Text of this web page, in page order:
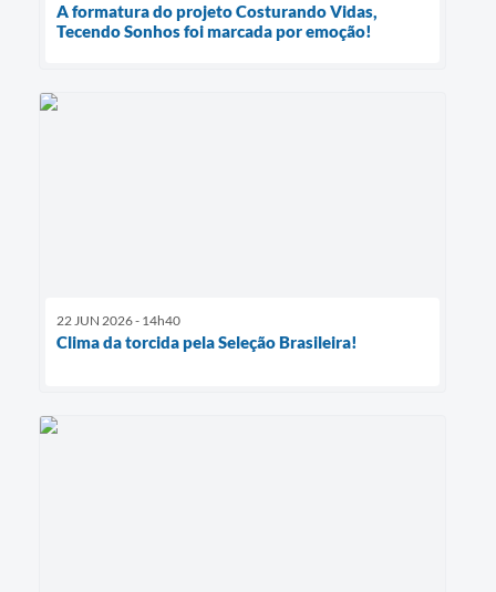
A formatura do projeto Costurando Vidas,
Tecendo Sonhos foi marcada por emoção!
22 JUN 2026 - 14h40
Clima da torcida pela Seleção Brasileira!